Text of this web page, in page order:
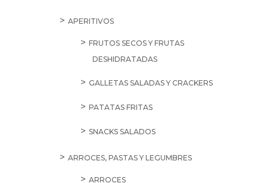
APERITIVOS
FRUTOS SECOS Y FRUTAS
DESHIDRATADAS
GALLETAS SALADAS Y CRACKERS
PATATAS FRITAS
SNACKS SALADOS
ARROCES, PASTAS Y LEGUMBRES
ARROCES